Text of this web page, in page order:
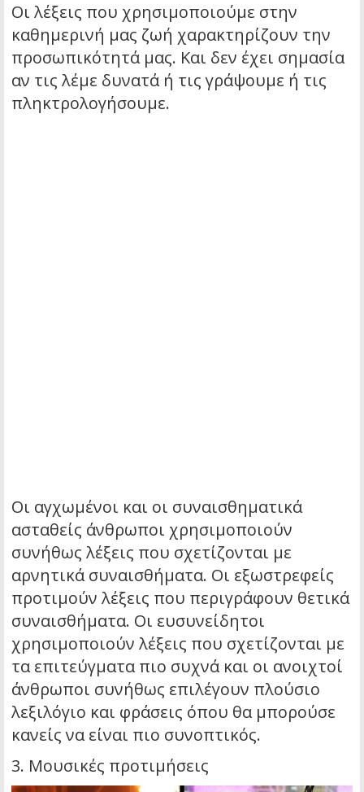
Οι λέξεις που χρησιμοποιούμε στην
καθημερινή μας ζωή χαρακτηρίζουν την
προσωπικότητά μας. Και δεν έχει σημασία
αν τις λέμε δυνατά ή τις γράψουμε ή τις
πληκτρολογήσουμε.
Οι αγχωμένοι και οι συναισθηματικά
ασταθείς άνθρωποι χρησιμοποιούν
συνήθως λέξεις που σχετίζονται με
αρνητικά συναισθήματα. Οι εξωστρεφείς
προτιμούν λέξεις που περιγράφουν θετικά
συναισθήματα. Οι ευσυνείδητοι
χρησιμοποιούν λέξεις που σχετίζονται με
τα επιτεύγματα πιο συχνά και οι ανοιχτοί
άνθρωποι συνήθως επιλέγουν πλούσιο
λεξιλόγιο και φράσεις όπου θα μπορούσε
κανείς να είναι πιο συνοπτικός.
3. Μουσικές προτιμήσεις